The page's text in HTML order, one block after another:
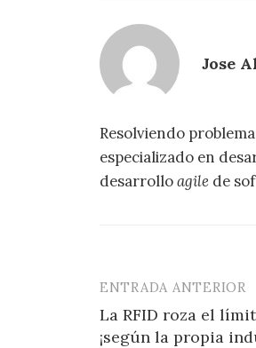
Jose
Resolviendo
especializado en
desarrolloagile de
Navegación
de
ENTRADA ANTERIOR
La RFID roza el
¡según la propia